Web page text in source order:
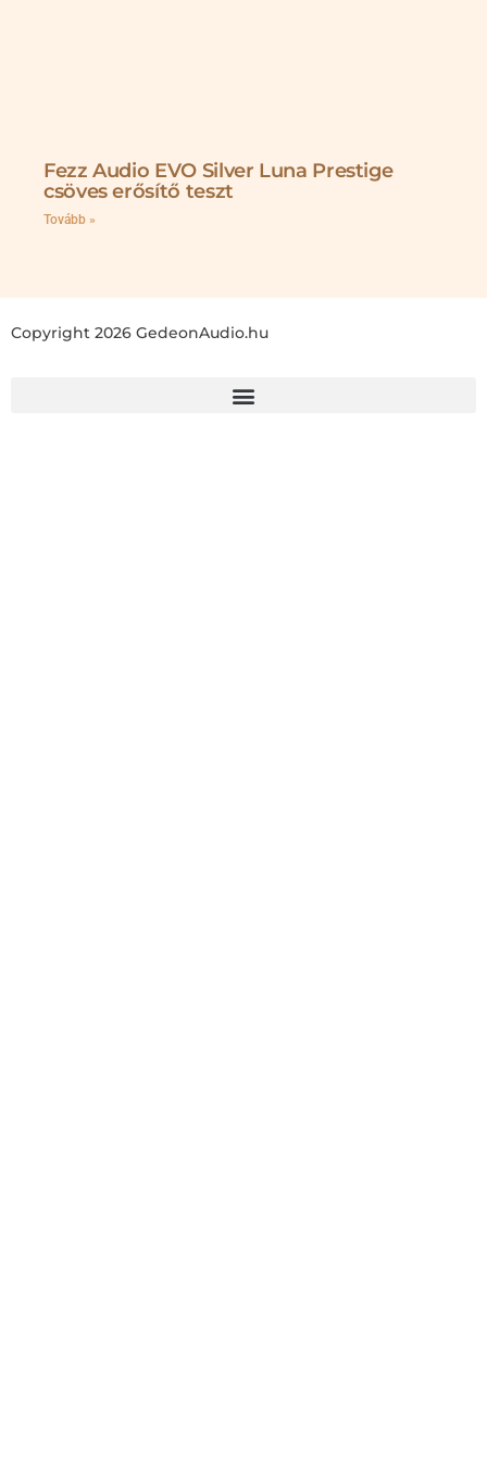
Fezz Audio EVO Silver Luna Prestige
csöves erősítő teszt
Tovább »
Copyright 2026 GedeonAudio.hu